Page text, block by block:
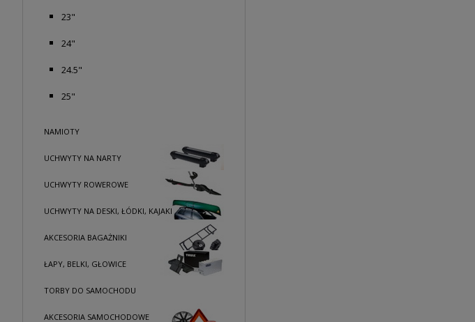
23"
24"
24.5"
25"
NAMIOTY
UCHWYTY NA NARTY
UCHWYTY ROWEROWE
UCHWYTY NA DESKI, ŁÓDKI, KAJAKI
AKCESORIA BAGAŻNIKI
ŁAPY, BELKI, GŁOWICE
TORBY DO SAMOCHODU
AKCESORIA SAMOCHODOWE